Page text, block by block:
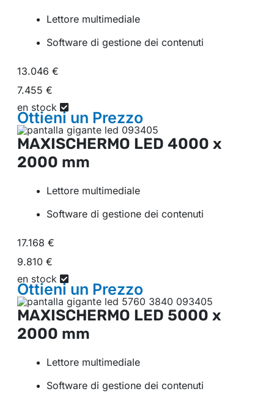
Lettore multimediale
Software di gestione dei contenuti
13.046 €
7.455 €
en stock
Ottieni un Prezzo
MAXISCHERMO LED 4000 x
2000 mm
Lettore multimediale
Software di gestione dei contenuti
17.168 €
9.810 €
en stock
Ottieni un Prezzo
MAXISCHERMO LED 5000 x
2000 mm
Lettore multimediale
Software di gestione dei contenuti